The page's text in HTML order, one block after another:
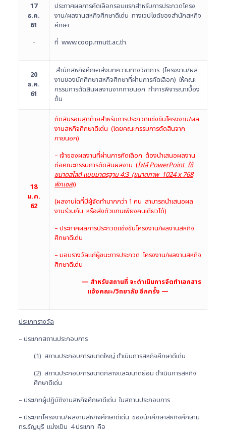
17
ธ.ค.
61
ประกาศผลการคัดเลือกรอบแรกสำหรับการประกวดโครง
งาน/ผลงานสหกิจศึกษาดีเด่น ทางเวปไซด์ของสำนักสหกิจ
ศึกษา
ที่ www.coop.rmutt.ac.th
20
ธ.ค.
61
สำนักสหกิจศึกษาส่งบทความทางวิชาการ (โครงงาน/ผล
งานของนักศึกษาสหกิจศึกษาที่ผ่านการคัดเลือก) ให้คณะ
กรรมการตัดสินผลงานจากภายนอก ทำการพิจารณาเบื้อง
ต้น
18
ม.ค.
62
ตัดสินรอบสุดท้ายสำหรับการประกวดแข่งขันโครงงาน/ผล
งานสหกิจศึกษาดีเด่น (โดยคณะกรรมการตัดสินจาก
ภายนอก)
– เจ้าของผลงานที่ผ่านการคัดเลือก ต้องนำเสนอผลงาน
ต่อคณะกรรมการตัดสินผลงาน (ไฟล์PowerPoint ใช้
ขนาดสไลด์ แบบมาตรฐาน 4:3 (ขนาดภาพ 1024 x 768
พิกเซล))
(ผลงานใดที่มีผู้จัดทำมากกว่า 1 คน สามารถนำเสนอผล
งานร่วมกัน หรือส่งตัวแทนเพียงคนเดียวได้)
– ประกาศผลการประกวดแข่งขันโครงงาน/ผลงานสหกิจ
ศึกษาดีเด่น
– มอบรางวัลแก่ผู้ชนะการประกวด โครงงาน/ผลงานสหกิจ
ศึกษาดีเด่น
— สำหรับสถานที่ จะดำเนินการจัดทำเอกสาร
แจ้งคณะ/วิทยาลัย อีกครั้ง —
ประเภทรางวัล
– ประเภทสถานประกอบการ
(1) สถานประกอบการขนาดใหญ่ ดำเนินการสหกิจศึกษาดีเด่น
(2) สถานประกอบการขนาดกลางและขนาดย่อม ดำเนินการสหกิจ
ศึกษาดีเด่น
– ประเภทผู้ปฏิบัติงานสหกิจศึกษาดีเด่น ในสถานประกอบการ
– ประเภทโครงงาน/ผลงานสหกิจศึกษาดีเด่น ของนักศึกษาสหกิจศึกษาม
ทร.ธัญบุรี แบ่งเป็น 4 ประเภท คือ